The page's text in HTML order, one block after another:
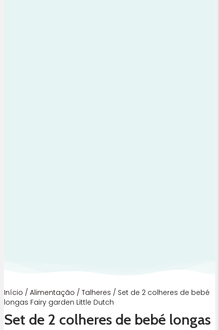
Início / Alimentação / Talheres / Set de 2 colheres de bebé
longas Fairy garden Little Dutch
Set de 2 colheres de bebé longas